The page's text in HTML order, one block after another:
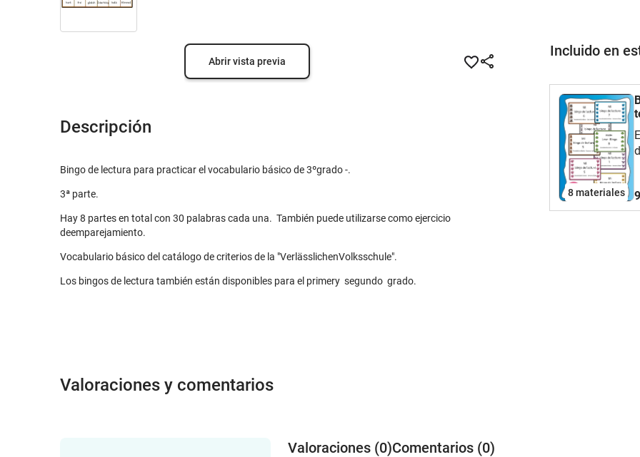
Abrir vista previa
Descripción
Bingo de lectura para practicar el vocabulario básico de 3ºgrado -.
3ª parte.
Hay 8 partes en total con 30 palabras cada una. También puede utilizarse como ejercicio
deemparejamiento.
Vocabulario básico del catálogo de criterios de la "VerlässlichenVolksschule".
Los bingos de lectura también están disponibles para el primery segundo grado.
Incluido en
8 materiales
Valoraciones y comentarios
Valoraciones (0)Comentarios (0)